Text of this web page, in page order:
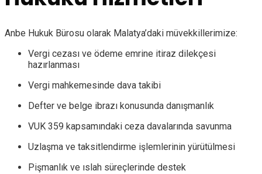
Anbe Hukuk Bürosu olarak Malatya’daki müvekkillerimize:
Vergi cezası ve ödeme emrine itiraz dilekçesi
hazırlanması
Vergi mahkemesinde dava takibi
Defter ve belge ibrazı konusunda danışmanlık
VUK 359 kapsamındaki ceza davalarında savunma
Uzlaşma ve taksitlendirme işlemlerinin yürütülmesi
Pişmanlık ve ıslah süreçlerinde destek